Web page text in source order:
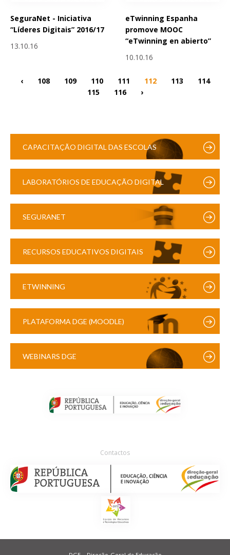
SeguraNet - Iniciativa
“Líderes Digitais” 2016/17
13.10.16
eTwinning Espanha
promove MOOC
“eTwinning en abierto”
10.10.16
‹ 108 109 110 111 112 113
114
115
116 ›
CAPACITAÇÃO DIGITAL DAS ESCOLAS
LABORATÓRIOS DE EDUCAÇÃO DIGITAL
SEGURANET
RECURSOS EDUCATIVOS DIGITAIS
ETWINNING
PLATAFORMA DGE (MOODLE)
WEBINARS DGE
Contactos